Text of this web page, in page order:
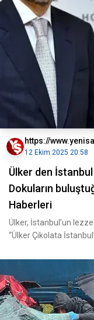
https://
12 Ekim 2025 20:58
Ülker den
Dokuların
Haberleri
Ülker, İstanbul’un
“Ülker Çikolata